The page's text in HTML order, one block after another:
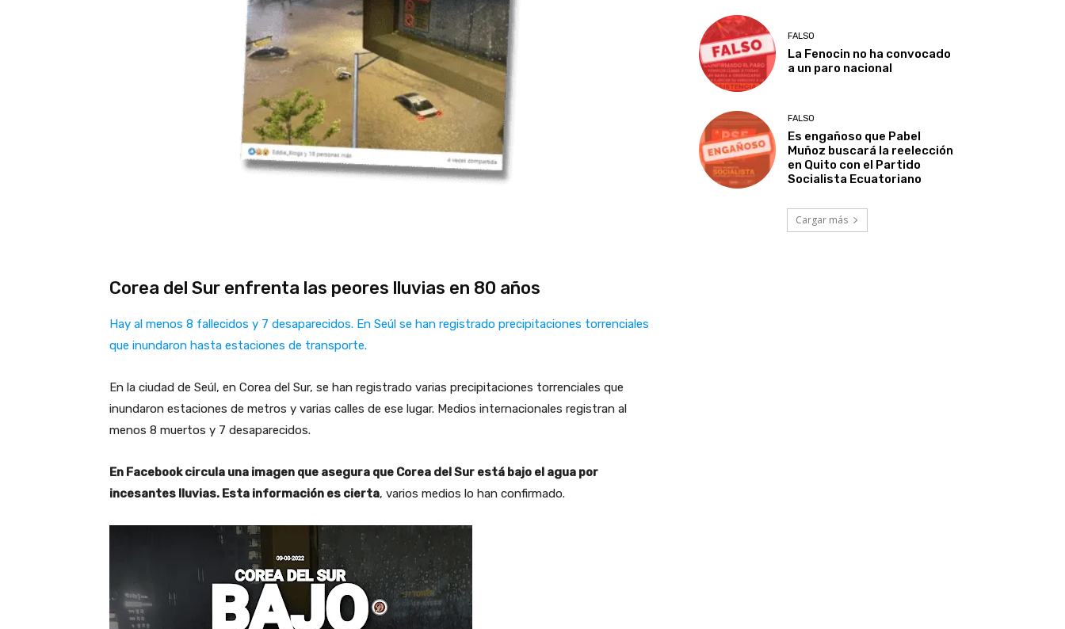
Corea del Sur enfrenta las peores lluvias en 80 años
Hay al menos 8 fallecidos y 7 desaparecidos. En Seúl se han registrado precipitaciones torrenciales
que inundaron hasta estaciones de transporte.
En la ciudad de Seúl, en Corea del Sur, se han registrado varias precipitaciones torrenciales que
inundaron estaciones de metros y varias calles de ese lugar. Medios internacionales registran al
menos 8 muertos y 7 desaparecidos.
En Facebook circula una imagen que asegura que Corea del Sur está bajo el agua por
incesantes lluvias. Esta información es cierta, varios medios lo han confirmado.
FALSO
La Fenocin no ha convocado
a un paro nacional
FALSO
Es engañoso que Pabel
Muñoz buscará la reelección
en Quito con el Partido
Socialista Ecuatoriano
Cargar más